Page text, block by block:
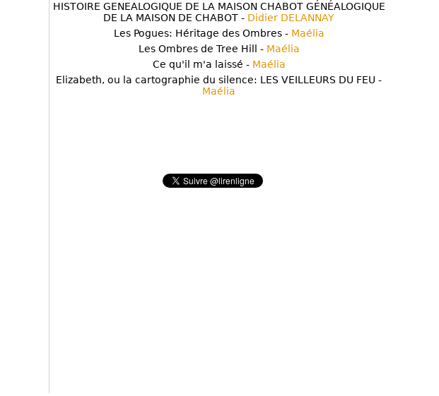
HISTOIRE GENEALOGIQUE DE LA MAISON CHABOT GÉNÉALOGIQUE
DE LA MAISON DE CHABOT - Didier DELANNAY
Les Pogues: Héritage des Ombres - Maélia
Les Ombres de Tree Hill - Maélia
Ce qu'il m'a laissé - Maélia
Elizabeth, ou la cartographie du silence: LES VEILLEURS DU FEU -
Maélia